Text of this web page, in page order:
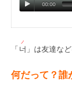
00:00
「너
ノ
」は友達な
何だって？誰